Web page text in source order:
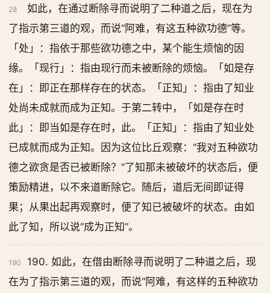
28
如此，在通过断除寻而说明了二种道之后，现在为
了指示第三道的观，而说“阿难，有这五种欲功德”等。
「处」：指依于那些欲功德之中，某个能生烦恼的因
缘。「现行」：指由现行而未被断除的烦恼。「如是存
在」：即正在那样存在的状态。「正知」：指由了知业
处尚未成就而成为正知。于第二转中，「如是存在时
此」：即当如是存在时，此。「正知」：指由了知业处
已成就而成为正知。因为这位比丘观察：“我对五种欲功
德之欲贪是否已被断除？”了知那未被破坏的状态后，便
策励精进，以不来道断除它。随后，道后无间即证得
果；从果出起再观察时，便了知已被破坏的状态。由如
此了知，所以说“成为正知”。
190
190. 如此，在借由断除寻而说明了二种道之后，现
在为了指示第三道的观，而说“阿难，有这样的五种欲功